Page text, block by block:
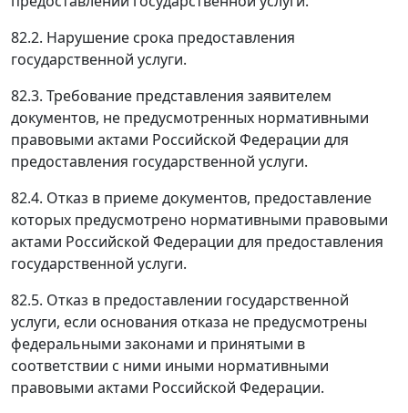
82.2. Нарушение срока предоставления
государственной услуги.
82.3. Требование представления заявителем
документов, не предусмотренных нормативными
правовыми актами Российской Федерации для
предоставления государственной услуги.
82.4. Отказ в приеме документов, предоставление
которых предусмотрено нормативными правовыми
актами Российской Федерации для предоставления
государственной услуги.
82.5. Отказ в предоставлении государственной
услуги, если основания отказа не предусмотрены
федеральными законами и принятыми в
соответствии с ними иными нормативными
правовыми актами Российской Федерации.